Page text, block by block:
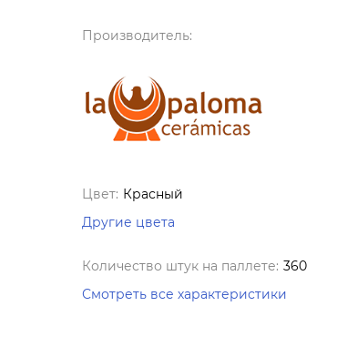
Производитель:
Цвет: Красный
Другие цвета
Количество штук на паллете: 360
Смотреть все характеристики